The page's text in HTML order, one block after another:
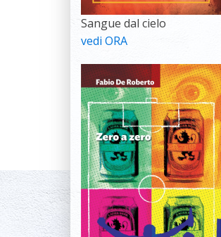
Sangue dal cielo
vedi ORA